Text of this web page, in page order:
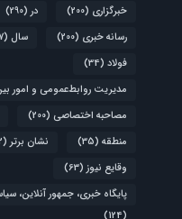
خبرگزاری (200) در (290)
رسانه خبری (200) سال (37)
فولاد (34)
مدیریت روابط‌عمومی و امور
مصاحبه اختصاصی (200)
منطقه (35) نشان برتر (422)
وقایع نیوز (63)
پایگاه خبری، جمهور آنلاین،